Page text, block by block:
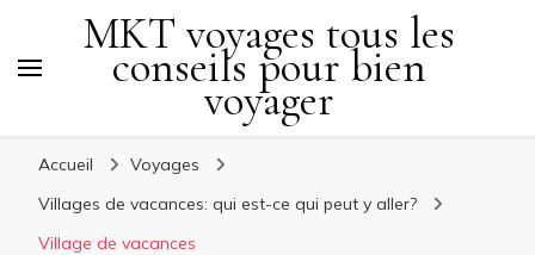
MKT voyages tous les
conseils pour bien
voyager
Accueil
Voyages
Villages de vacances: qui est-ce qui peut y aller?
Village de vacances